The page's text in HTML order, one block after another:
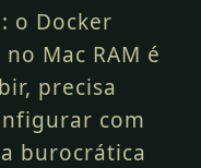
o Docker
Mac RAM é
precisa
com
burocrática